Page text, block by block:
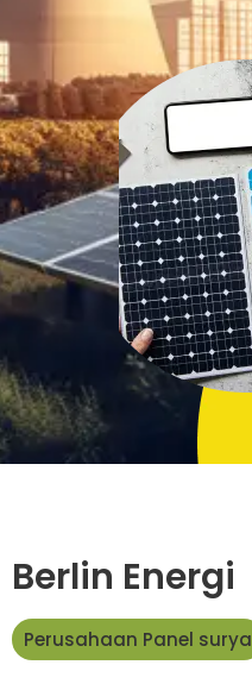
Berlin Energi
Perusahaan Panel surya